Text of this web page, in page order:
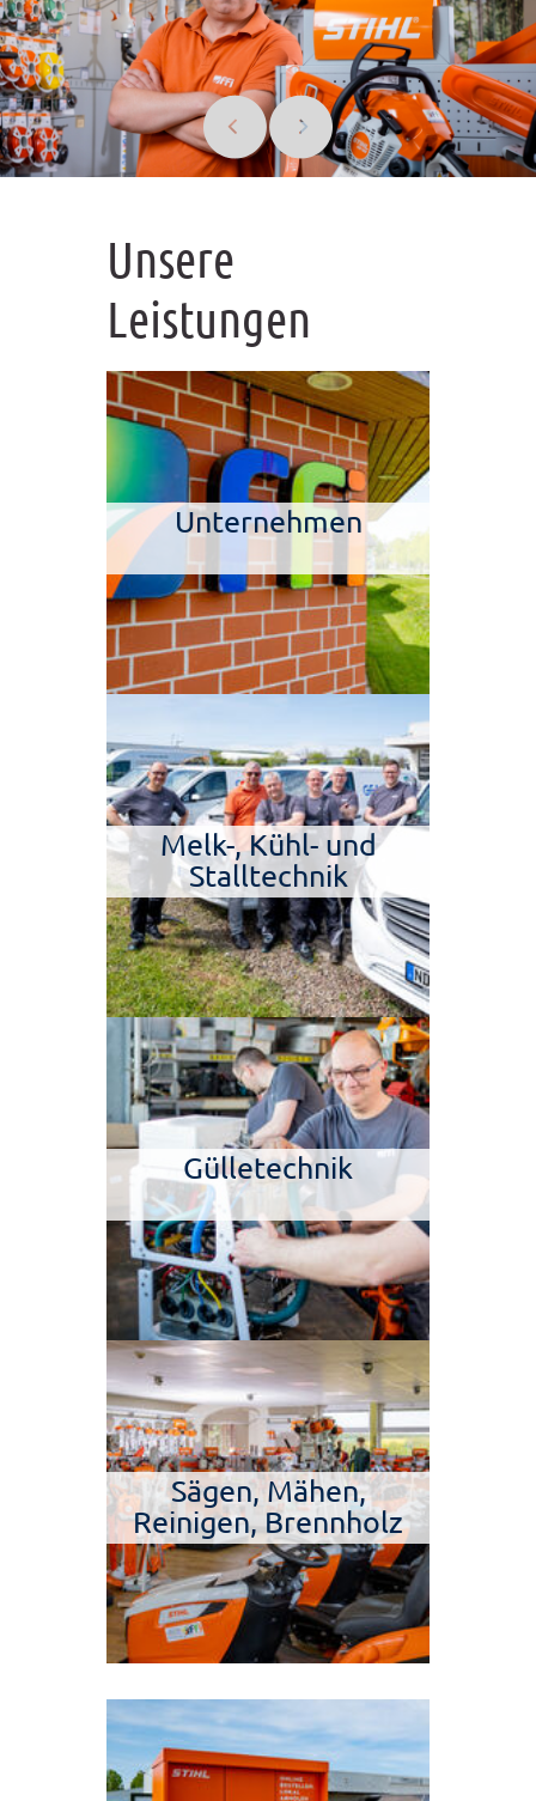
Unsere
Leistungen
Unternehmen
Melk-, Kühl- und
Stalltechnik
Gülletechnik
Sägen, Mähen,
Reinigen, Brennholz